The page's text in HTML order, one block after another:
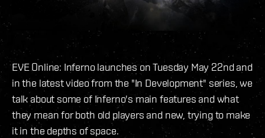
EVE Online: Inferno launches on Tuesday May 22nd and
in the latest video from the "In Development" series, we
talk about some of Inferno's main features and what
they mean for both old players and new, trying to make
it in the depths of space.